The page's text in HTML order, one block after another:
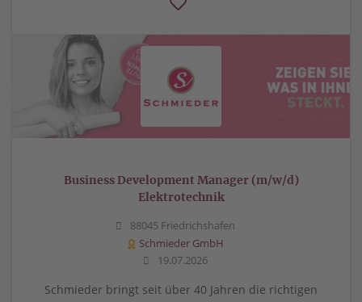
Business Development Manager (m/w/d)
Elektrotechnik
88045 Friedrichshafen
Schmieder GmbH
19.07.2026
Schmieder bringt seit über 40 Jahren die richtigen